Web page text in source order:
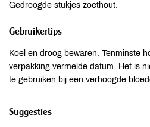
Gedroogde stukjes zoethout.
Gebruikertips
Koel en droog bewaren. Tenminste
verpakking vermelde datum. Het is
te gebruiken bij een verhoogde
Suggesties